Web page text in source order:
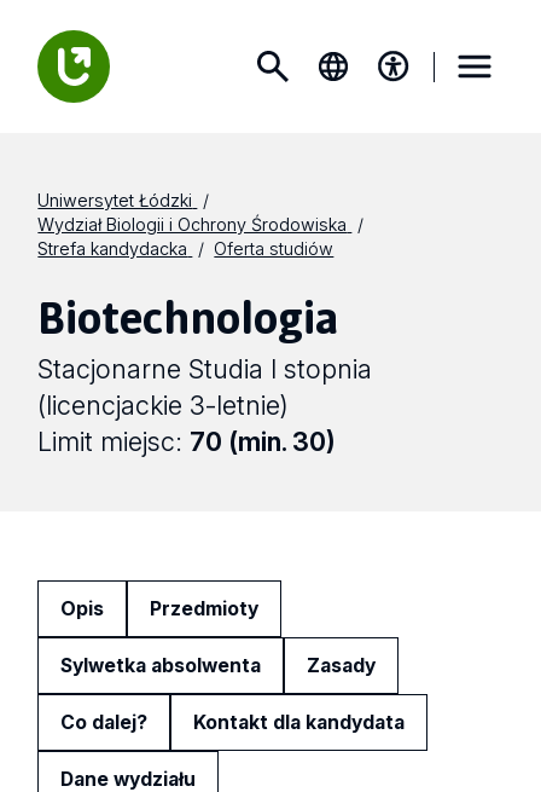
Uniwersytet Łódzki
Wydział Biologii i Ochrony Środowiska
Strefa kandydacka
Oferta studiów
Biotechnologia
Stacjonarne Studia I stopnia
(licencjackie 3-letnie)
Limit miejsc: 70 (min. 30)
Opis Przedmioty
Sylwetka absolwenta Zasady
Co dalej? Kontakt dla kandydata
Dane wydziału